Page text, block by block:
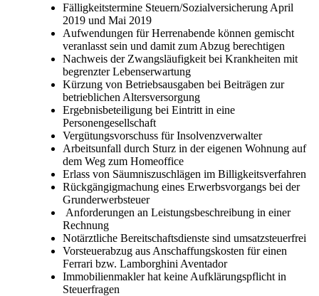
Fälligkeitstermine Steuern/Sozialversicherung April
2019 und Mai 2019
Aufwendungen für Herrenabende können gemischt
veranlasst sein und damit zum Abzug berechtigen
Nachweis der Zwangsläufigkeit bei Krankheiten mit
begrenzter Lebenserwartung
Kürzung von Betriebsausgaben bei Beiträgen zur
betrieblichen Altersversorgung
Ergebnisbeteiligung bei Eintritt in eine
Personengesellschaft
Vergütungsvorschuss für Insolvenzverwalter
Arbeitsunfall durch Sturz in der eigenen Wohnung auf
dem Weg zum Homeoffice
Erlass von Säumniszuschlägen im Billigkeitsverfahren
Rückgängigmachung eines Erwerbsvorgangs bei der
Grunderwerbsteuer
Anforderungen an Leistungsbeschreibung in einer
Rechnung
Notärztliche Bereitschaftsdienste sind umsatzsteuerfrei
Vorsteuerabzug aus Anschaffungskosten für einen
Ferrari bzw. Lamborghini Aventador
Immobilienmakler hat keine Aufklärungspflicht in
Steuerfragen